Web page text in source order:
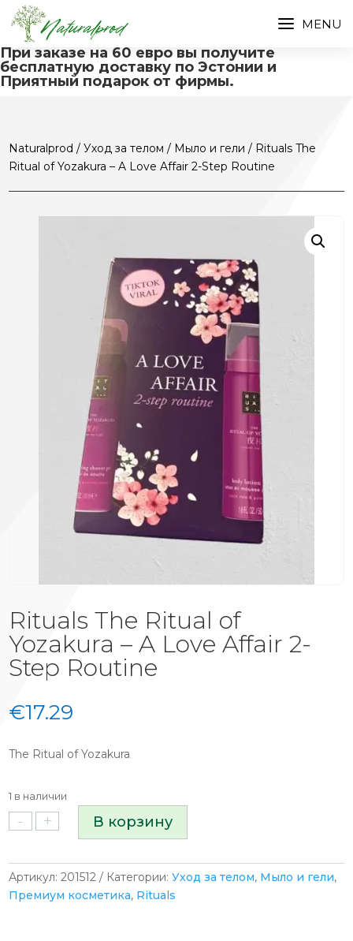
При заказе на 60 евро вы получите
бесплатную доставку по Эстонии и
Приятный подарок от фирмы.
Naturalprod /Уход за телом / Мыло и гели / Rituals The
Ritual of Yozakura – A Love Affair 2-Step Routine
Rituals The Ritual of
Yozakura – A Love Affair 2-
Step Routine
€17.29
The Ritual of Yozakura
1 в наличии
-
Количество
The
Ritual
+ В корзину
Артикул:201512 Категории:Уход за телом, Мыло и гели,
Премиум косметика, Rituals